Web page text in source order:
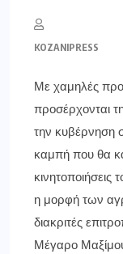
KOZANIPRESS
Με χαμηλές
προσέρχονται
την κυβέρνηση
καμπή που θα
κινητοποιήσεις
η μορφή των
διακριτές
Μέγαρο